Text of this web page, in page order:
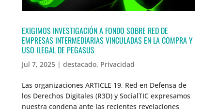
EXIGIMOS INVESTIGACIÓN A FONDO SOBRE RED DE
EMPRESAS INTERMEDIARIAS VINCULADAS EN LA COMPRA Y
USO ILEGAL DE PEGASUS
Jul 7, 2025| destacado, Privacidad
Las organizaciones ARTICLE 19, Red en Defensa de
los Derechos Digitales (R3D) y SocialTIC expresamos
nuestra condena ante las recientes revelaciones